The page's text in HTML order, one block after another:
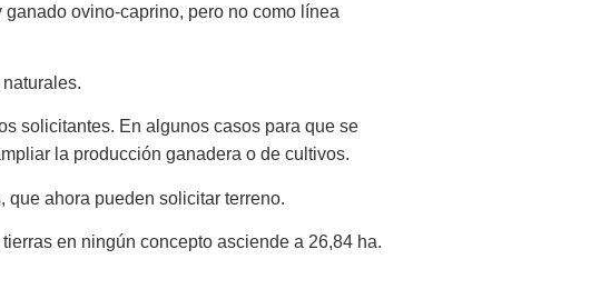
ovino-caprino, pero no como línea
solicitantes. En algunos casos para que se
la producción ganadera o de cultivos.
ahora pueden solicitar terreno.
en ningún concepto asciende a 26,84 ha.